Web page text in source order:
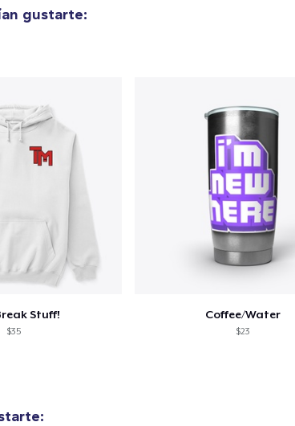
gustarte:
Stuff!
$35
Coffee/Water
$23